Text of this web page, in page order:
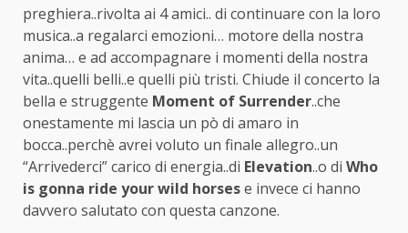
preghiera..rivolta ai 4 amici.. di continuare con la loro
musica..a regalarci emozioni… motore della nostra
anima… e ad accompagnare i momenti della nostra
vita..quelli belli..e quelli più tristi. Chiude il concerto la
bella e struggente Moment of Surrender..che
onestamente mi lascia un pò di amaro in
bocca..perchè avrei voluto un finale allegro..un
“Arrivederci” carico di energia..di Elevation..o di Who
is gonna ride your wild horsese invece ci hanno
davvero salutato con questa canzone.